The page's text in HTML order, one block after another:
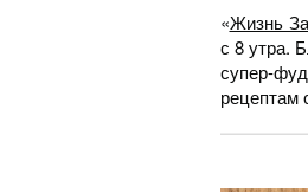
«Жизнь
с 8 утра.
супер-
рецептам